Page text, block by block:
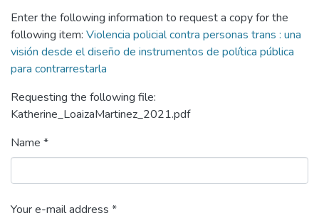
Enter the following information to request a copy for the
following item: Violencia policial contra personas trans : una
visión desde el diseño de instrumentos de política pública
para contrarrestarla
Requesting the following file:
Katherine_LoaizaMartinez_2021.pdf
Name *
Your e-mail address *